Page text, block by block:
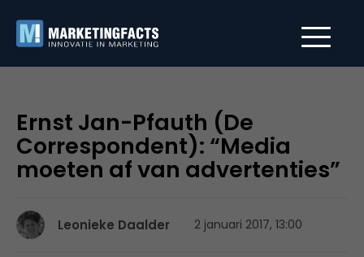
Ernst Jan-Pfauth (De
Correspondent): “Media
moeten af van advertenties”
Leonieke Daalder 2 januari 2017, 13:00